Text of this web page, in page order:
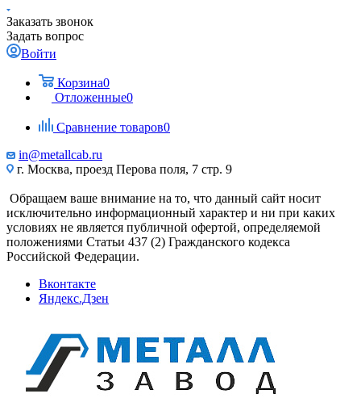
Заказать звонок
Задать вопрос
Войти
Корзина0
Отложенные0
Сравнение товаров0
in@metallcab.ru
г. Москва, проезд Перова поля, 7 стр. 9
Обращаем ваше внимание на то, что данный сайт носит
исключительно информационный характер и ни при каких
условиях не является публичной офертой, определяемой
положениями Статьи 437 (2) Гражданского кодекса
Российской Федерации.
Вконтакте
Яндекс.Дзен